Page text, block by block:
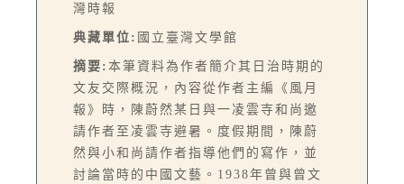
灣時報
典藏單位: 國立臺灣文學館
摘要: 本筆資料為作者簡介其日治時期的
文友交際概況，內容從作者主編《風月
報》時，陳蔚然某日與一凌雲寺和尚邀
請作者至凌雲寺避暑。度假期間，陳蔚
然與小和尚請作者指導他們的寫作，並
討論當時的中國文藝。1938年曾與曾文